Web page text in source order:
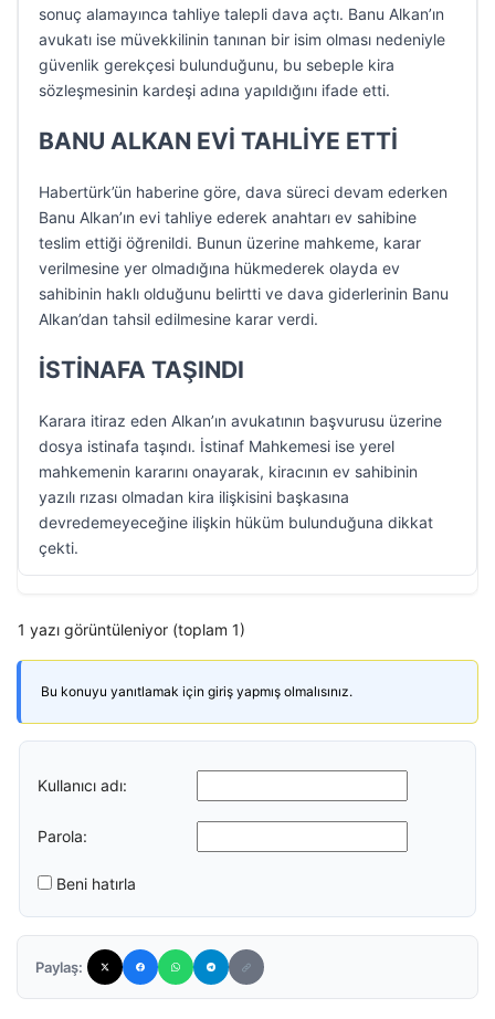
sonuç alamayınca tahliye talepli dava açtı. Banu Alkan’ın
avukatı ise müvekkilinin tanınan bir isim olması nedeniyle
güvenlik gerekçesi bulunduğunu, bu sebeple kira
sözleşmesinin kardeşi adına yapıldığını ifade etti.
BANU ALKAN EVİ TAHLİYE ETTİ
Habertürk’ün haberine göre, dava süreci devam ederken
Banu Alkan’ın evi tahliye ederek anahtarı ev sahibine
teslim ettiği öğrenildi. Bunun üzerine mahkeme, karar
verilmesine yer olmadığına hükmederek olayda ev
sahibinin haklı olduğunu belirtti ve dava giderlerinin Banu
Alkan’dan tahsil edilmesine karar verdi.
İSTİNAFA TAŞINDI
Karara itiraz eden Alkan’ın avukatının başvurusu üzerine
dosya istinafa taşındı. İstinaf Mahkemesi ise yerel
mahkemenin kararını onayarak, kiracının ev sahibinin
yazılı rızası olmadan kira ilişkisini başkasına
devredemeyeceğine ilişkin hüküm bulunduğuna dikkat
çekti.
1 yazı görüntüleniyor (toplam 1)
Bu konuyu yanıtlamak için giriş yapmış olmalısınız.
Kullanıcı adı:
Parola:
Beni hatırla
Paylaş: